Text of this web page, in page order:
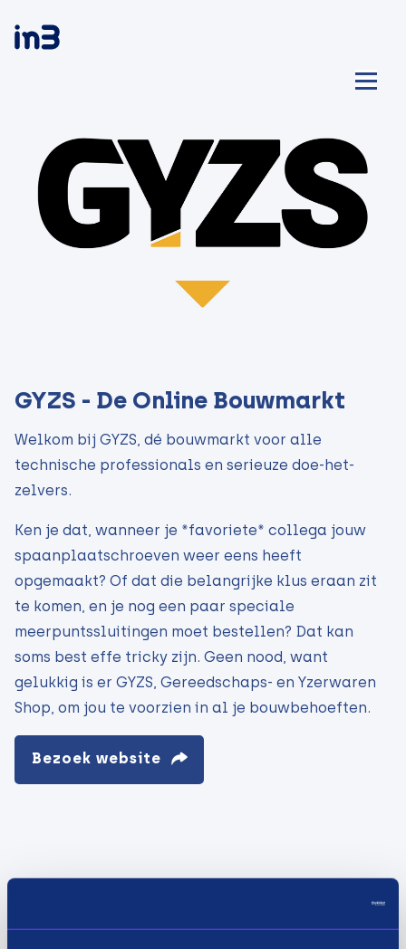
GYZS - De Online Bouwmarkt
Welkom bij GYZS, dé bouwmarkt voor alle
technische professionals en serieuze doe-het-
zelvers.
Ken je dat, wanneer je *favoriete* collega jouw
spaanplaatschroeven weer eens heeft
opgemaakt? Of dat die belangrijke klus eraan zit
te komen, en je nog een paar speciale
meerpuntssluitingen moet bestellen? Dat kan
soms best effe tricky zijn. Geen nood, want
gelukkig is er GYZS, Gereedschaps- en Yzerwaren
Shop, om jou te voorzien in al je bouwbehoeften.
Bezoek website